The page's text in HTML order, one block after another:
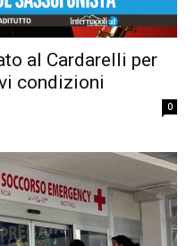
al Cardarelli per
condizioni
0